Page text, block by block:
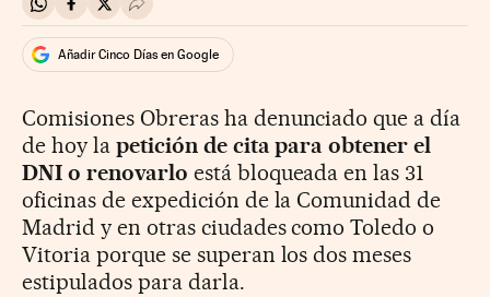
Compartir en Whatsapp
Compartir en Facebook
Compartir en Twitter
Desplegar Redes Sociales
Añadir Cinco Días en Google
Comisiones Obreras ha denunciado que a día
de hoy la petición de cita para obtener el
DNI o renovarlo está bloqueada en las 31
oficinas de expedición de la Comunidad de
Madrid y en otras ciudades como Toledo o
Vitoria porque se superan los dos meses
estipulados para darla.